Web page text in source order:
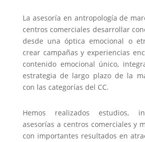
La asesoría en antropología de
centros comerciales desarrollar
desde una óptica emocional o
crear campañas y experiencias
contenido emocional único,
estrategia de largo plazo de la
con las categorías del CC.
Hemos realizados estudios,
asesorías a centros comerciales y
con importantes resultados en